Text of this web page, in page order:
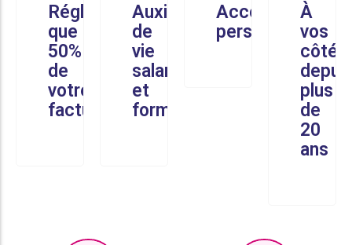
Réglez
que
50%
de
votre
facture
Auxiliaires
de
vie
salariés
et
formés
personnalisé
À
vos
côtés
plus
de
20
ans